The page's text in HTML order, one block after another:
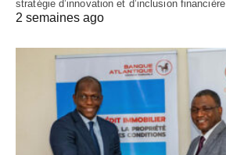
stratégie d’innovation et d’inclusion
2 semaines ago